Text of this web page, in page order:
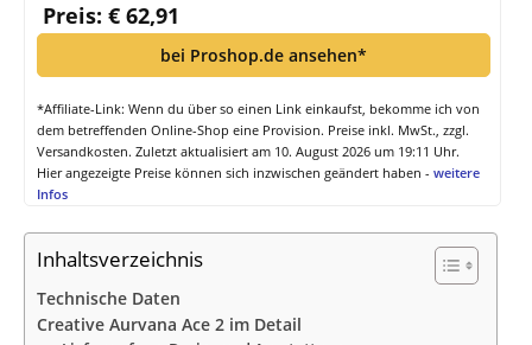
Preis: € 62,91
bei Proshop.de ansehen*
*Affiliate-Link: Wenn du über so einen Link einkaufst, bekomme ich von
dem betreffenden Online-Shop eine Provision. Preise inkl. MwSt., zzgl.
Versandkosten. Zuletzt aktualisiert am 10. August 2026 um 19:11 Uhr.
Hier angezeigte Preise können sich inzwischen geändert haben - weitere
Infos
Inhaltsverzeichnis
Technische Daten
Creative Aurvana Ace 2 im Detail